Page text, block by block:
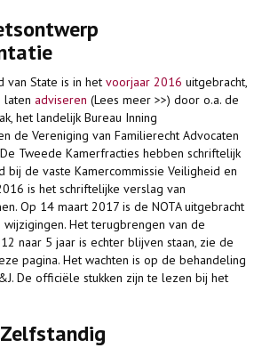
van State is in het voorjaar 2016 uitgebracht,
laten adviseren (Lees meer >>) door o.a. de
het landelijk Bureau Inning
de Vereniging van Familierecht Advocaten
Tweede Kamerfracties hebben schriftelijk
bij de vaste Kamercommissie Veiligheid en
is het schriftelijke verslag van
Op 14 maart 2017 is de NOTA uitgebracht
Het terugbrengen van de
naar 5 jaar is echter blijven staan, zie de
pagina. Het wachten is op de behandeling
De officiële stukken zijn te lezen bij het